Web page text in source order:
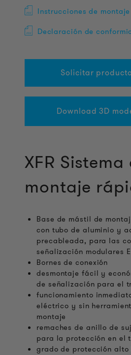
Instrucciones de montaje
Declaración de
Solicitar
Download 3D
XFR Sistema
montaje
Base de mástil de
con tubo de aluminio y
precableada, para las
señalización modulares
Bornes de conexión
desmontaje fácil y
de señalización para el
funcionamiento
eléctrico y sin
montaje
remaches de anillo de
para la protección en el
grado de protección alto